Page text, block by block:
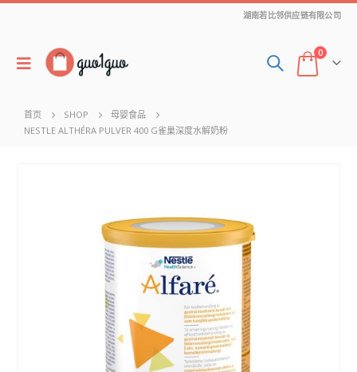
湖南若比邻供应链有限公司
0
首页 SHOP
母婴食品
NESTLE ALTHÉRA PULVER 400 G雀巢深度水解奶粉